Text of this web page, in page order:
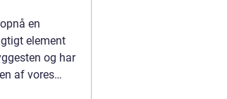
en
element
og har
af vores